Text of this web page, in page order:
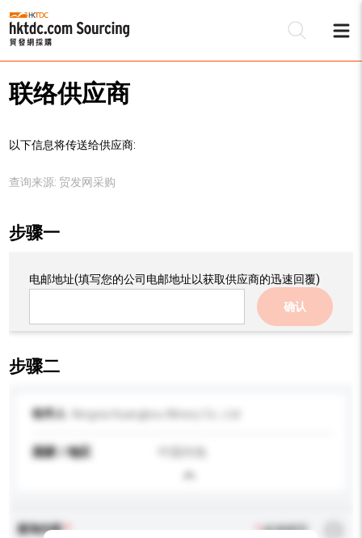
联络供应商
以下信息将传送给供应商:
查询来源: 贸发网采购
步骤一
电邮地址(填写您的公司电邮地址以获取供应商的迅速回覆)
确认
步骤二
收件人
国家 / 地区
查询内容 *必须填写